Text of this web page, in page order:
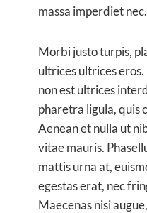
massa imperdiet nec.
Morbi justo turpis,
ultrices ultrices
non est ultrices
pharetra ligula, quis
Aenean et nulla ut
vitae mauris.
mattis urna at,
egestas erat, nec
Maecenas nisi